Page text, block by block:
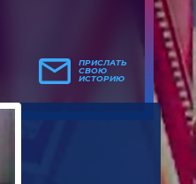
ПРИСЛАТЬ
СВОЮ
ИСТОРИЮ